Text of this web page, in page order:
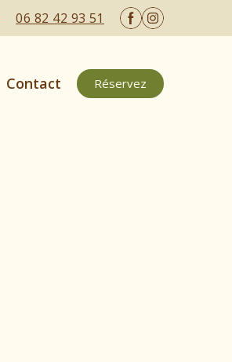
06 82 42 93 51
Contact Réservez